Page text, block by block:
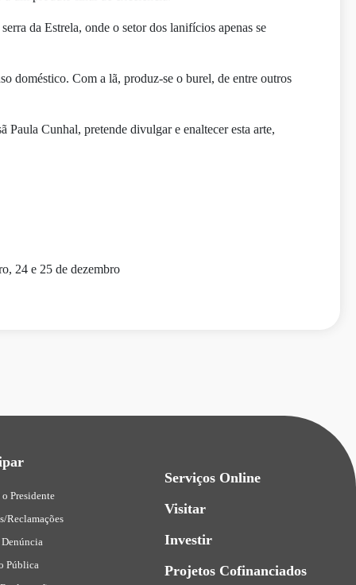
da Estrela, onde o setor dos lanifícios apenas se
doméstico. Com a lã, produz-se o burel, de entre outros
Paula Cunhal, pretende divulgar e enaltecer esta arte,
24 e 25 de dezembro
Presidente
Reclamações
Pública
Serviços Online
Visitar
Investir
Projetos Cofinanciados